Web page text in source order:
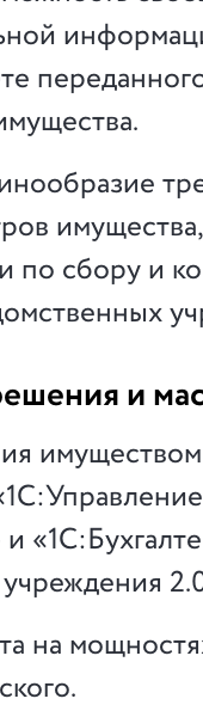
по сбору и
и
на